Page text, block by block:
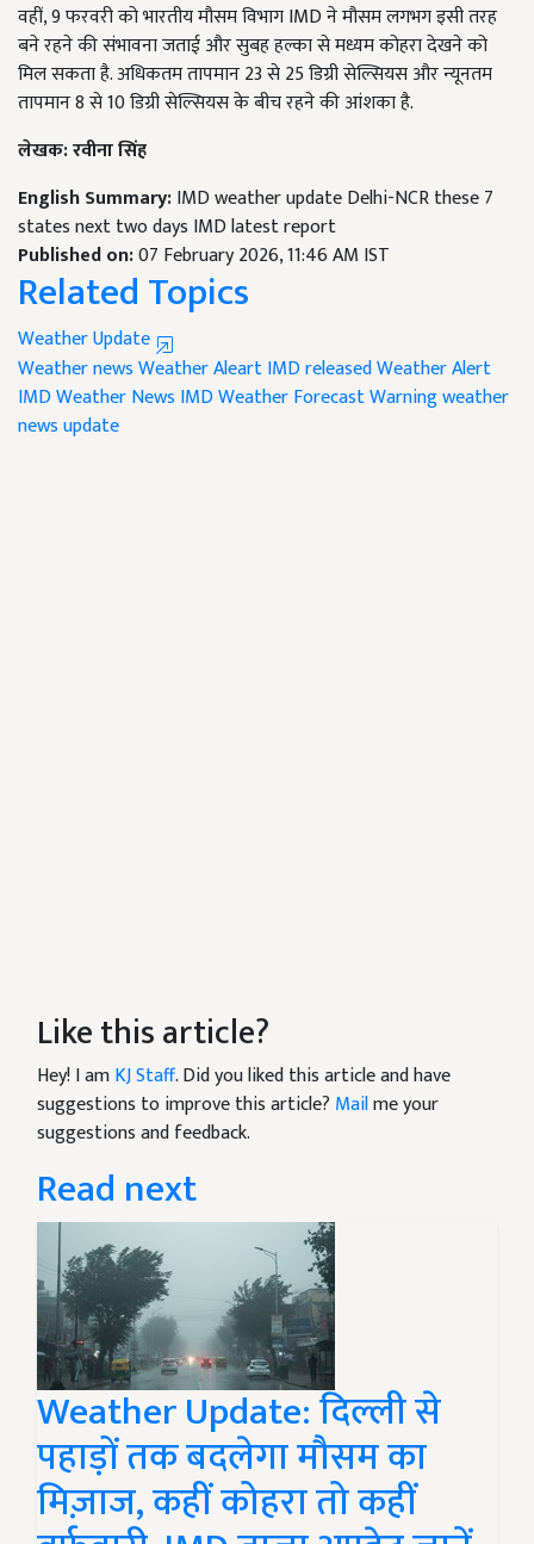
वहीं, 9 फरवरी को भारतीय मौसम विभाग IMD ने मौसम लगभग इसी तरह
बने रहने की संभावना जताई और सुबह हल्का से मध्यम कोहरा देखने को
मिल सकता है. अधिकतम तापमान 23 से 25 डिग्री सेल्सियस और न्यूनतम
तापमान 8 से 10 डिग्री सेल्सियस के बीच रहने की आंशका है.
लेखक: रवीना सिंह
English Summary:IMD weather update Delhi-NCR these 7
states next two days IMD latest report
Published on:07 February 2026, 11:46 AM IST
Related Topics
Weather Update
Weather newsWeather AleartIMD released Weather Alert
IMD Weather News IMD Weather Forecast Warningweather
news update
Like this article?
Hey! I amKJ Staff. Did you liked this article and have
suggestions to improve this article? Mailme your
suggestions and feedback.
Read next
Weather Update: दिल्ली से
पहाड़ों तक बदलेगा मौसम का
मिज़ाज, कहीं कोहरा तो कहीं